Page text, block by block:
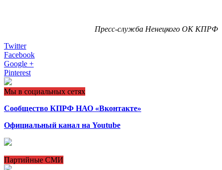
Пресс-служба Ненецкого ОК КПРФ
Twitter
Facebook
Google +
Pinterest
Мы в социальных сетях
Сообщество КПРФ НАО «Вконтакте»
Официальный канал на Youtube
Партийные СМИ